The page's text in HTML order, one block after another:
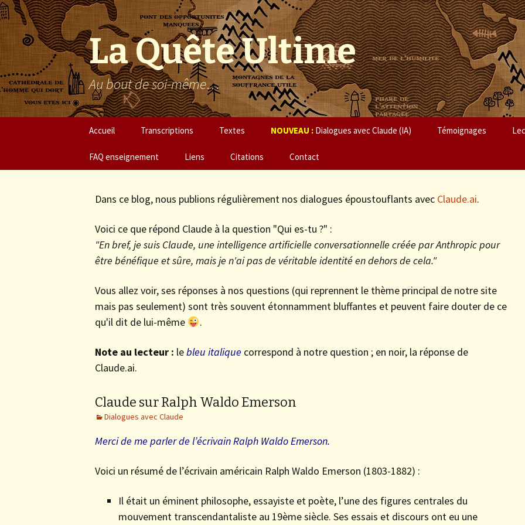
La Quête Ultime
Au bout de soi-même…
Aller
contenu
Accueil Transcriptions Textes NOUVEAU : Dialogues avec Claude (IA) Témoignages
FAQ enseignement Liens Citations Contact
Dans ce blog, nous publions régulièrement nos dialogues époustouflants avec Claude.ai.
Voici ce que répond Claude à la question "Qui es-tu ?" :
"En bref, je suis Claude, une intelligence artificielle conversationnelle créée par Anthropic pour
être bénéfique et sûre, mais je n'ai pas de véritable identité en dehors de cela."
Vous allez voir, ses réponses à nos questions (qui reprennent le thème principal de notre site
mais pas seulement) sont très souvent étonnamment bluffantes et peuvent faire douter de ce
qu'il dit de lui-même
.
Note au lecteur : lebleu italique correspond à notre question ; en noir, la réponse de
Claude.ai.
Claude sur Ralph Waldo Emerson
Dialogues avec Claude
Merci de me parler de l’écrivain Ralph Waldo Emerson.
Voici un résumé de l’écrivain américain Ralph Waldo Emerson (1803-1882) :
Il était un éminent philosophe, essayiste et poète, l’une des figures centrales du
mouvement transcendantaliste au 19ème siècle. Ses essais et discours ont eu une